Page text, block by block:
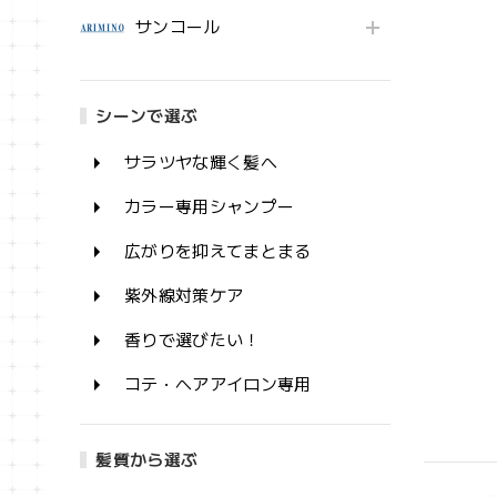
サンコール
シーンで選ぶ
サラツヤな輝く髪へ
カラー専用シャンプー
広がりを抑えてまとまる
紫外線対策ケア
香りで選びたい！
コテ・ヘアアイロン専用
髪質から選ぶ